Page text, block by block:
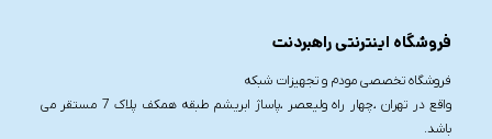
فروشگاه اینترنتی راهبردنت
فروشگاه تخصصی مودم و تجهیزات شبکه
واقع در تهران ،چهار راه ولیعصر ،پاساژ ابریشم طبقه همکف پلاک 7 مستقر می
باشد.